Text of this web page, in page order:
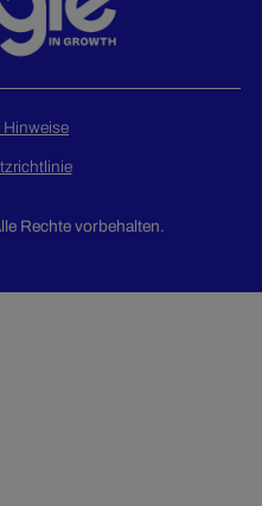
Rechte vorbehalten.
Hinweise